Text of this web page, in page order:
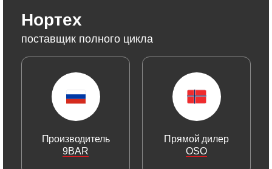
Нортех
поставщик полного цикла
Производитель
9BAR
Прямой дилер
OSO